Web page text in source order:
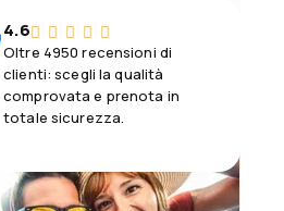
4.6
Oltre 4950 recensioni di
clienti: scegli la qualità
comprovata e prenota in
totale sicurezza.